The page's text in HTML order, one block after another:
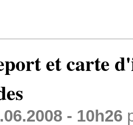
et carte
- 10h26